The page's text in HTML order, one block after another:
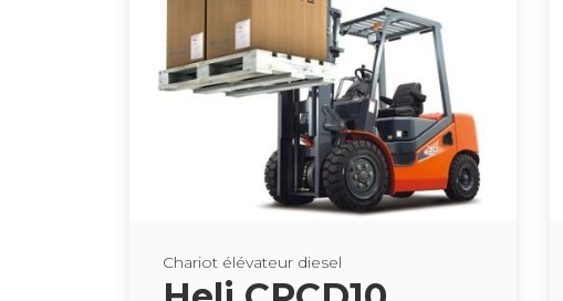
Cha­riot élé­va­teur die­sel